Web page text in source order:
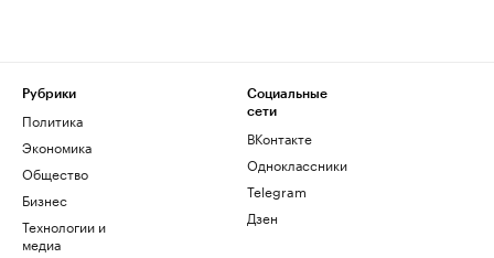
Рубрики
Политика
Экономика
Общество
Бизнес
Технологии и
медиа
Социальные
сети
ВКонтакте
Одноклассники
Telegram
Дзен